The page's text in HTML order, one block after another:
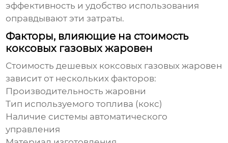
эффективность и удобство использования
оправдывают эти затраты.
Факторы, влияющие на стоимость
коксовых газовых жаровен
Стоимостьдешевых коксовых газовых жаровен
зависит от нескольких факторов:
Производительность жаровни
Тип используемого топлива (кокс)
Наличие системы автоматического
управления